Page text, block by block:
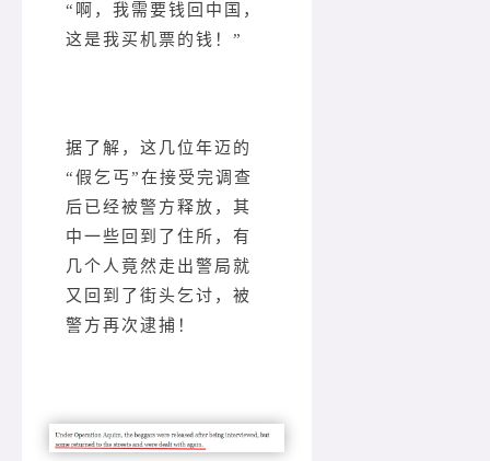
“啊，我需要钱回中国，
这是我买机票的钱！”
据了解，这几位年迈的
“假乞丐”在接受完调查
后已经被警方释放，其
中一些回到了住所，有
几个人竟然走出警局就
又回到了街头乞讨，被
警方再次逮捕！